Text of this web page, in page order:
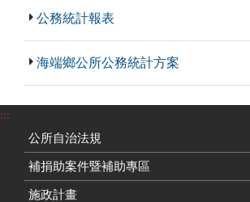
公務統計報表
海端鄉公所公務統計方案
:::
公所自治法規
補捐助案件暨補助專區
施政計畫